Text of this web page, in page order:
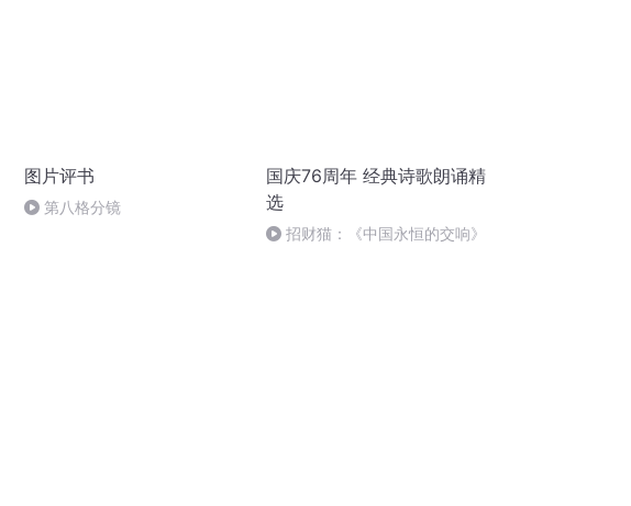
图片评书
第八格分镜
国庆76周年 经典诗歌朗诵精
选
招财猫：《中国永恒的交响》